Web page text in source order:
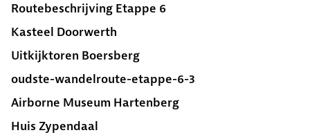
Routebeschrijving Etappe 6
Kasteel Doorwerth
Uitkijktoren Boersberg
oudste-wandelroute-etappe-6-3
Airborne Museum Hartenberg
Huis Zypendaal